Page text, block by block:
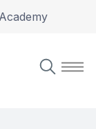
Academy